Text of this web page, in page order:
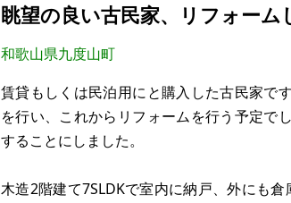
眺望の良い古民家、リフォー
和歌山県九度山町
賃貸もしくは民泊用にと購入した古民家で
を行い、これからリフォームを行う予定で
することにしました。
木造2階建て7SLDKで室内に納戸、外にも